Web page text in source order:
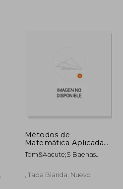
5%
dcto.
Métodos de
Matemática Aplicada
Para Ingenierías
Tom&Aacute;S Baenas
, Tapa Blanda, Nuevo